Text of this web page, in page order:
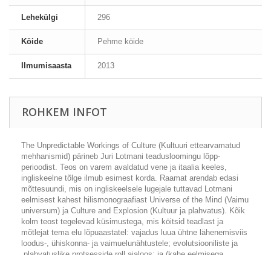
Lehekülgi 296
Köide Pehme köide
Ilmumisaasta 2013
ROHKEM INFOT
The Unpredictable Workings of Culture (Kultuuri ettearvamatud
mehhanismid) pärineb Juri Lotmani teadusloomingu lõpp-
perioodist. Teos on varem avaldatud vene ja itaalia keeles,
ingliskeelne tõlge ilmub esimest korda. Raamat arendab edasi
mõttesuundi, mis on ingliskeelsele lugejale tuttavad Lotmani
eelmisest kahest hilismonograafiast Universe of the Mind (Vaimu
universum) ja Culture and Explosion (Kultuur ja plahvatus). Kõik
kolm teost tegelevad küsimustega, mis köitsid teadlast ja
mõtlejat tema elu lõpuaastatel: vajadus luua ühtne lähenemisviis
loodus-, ühiskonna- ja vaimuelunähtustele; evolutsiooniliste ja